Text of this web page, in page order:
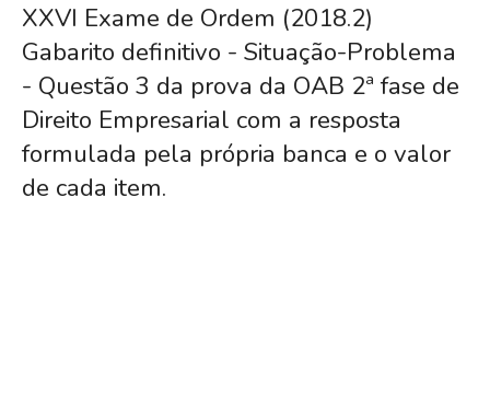
XXVI Exame de Ordem (2018.2)
Gabarito definitivo - Situação-Problema
- Questão 3 da prova da OAB 2ª fase de
Direito Empresarial com a resposta
formulada pela própria banca e o valor
de cada item.